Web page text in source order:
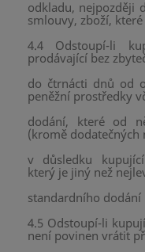
odkladu, nejpozději
smlouvy, zboží,
4.4 Odstoupí-li
prodávající bez
do čtrnácti dnů od
peněžní prostředky
dodání, které od
(kromě dodatečných
v důsledku
který je jiný než
standardního
4.5 Odstoupí-li
není povinen vrátit